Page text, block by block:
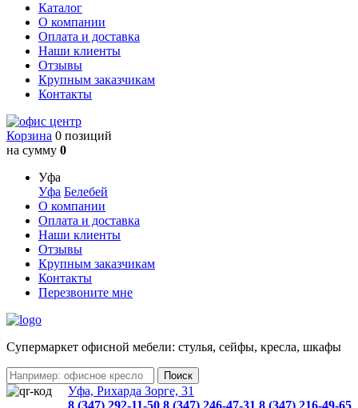
Каталог
О компании
Оплата и доставка
Наши клиенты
Отзывы
Крупным заказчикам
Контакты
Корзина 0 позиций
на сумму 0
Уфа
Уфа Белебей
О компании
Оплата и доставка
Наши клиенты
Отзывы
Крупным заказчикам
Контакты
Перезвоните мне
Cупермаркет офисной мебели: стулья, сейфы, кресла, шкафы
Уфа, Рихарда Зорге, 31
8 (347) 292-11-50 8 (347) 246-47-31 8 (347) 216-49-65